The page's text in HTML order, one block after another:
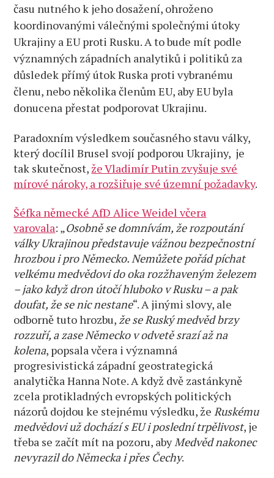
času nutného k jeho dosažení, ohroženo
koordinovanými válečnými společnými útoky
Ukrajiny a EU proti Rusku. A to bude mít podle
významných západních analytiků i politiků za
důsledek přímý útok Ruska proti vybranému
členu, nebo několika členům EU, aby EU byla
donucena přestat podporovat Ukrajinu.
Paradoxním výsledkem současného stavu války,
který docílil Brusel svojí podporou Ukrajiny, je
tak skutečnost, že Vladimír Putin zvyšuje své
mírové nároky, a rozšiřuje své územní požadavky.
Šéfka německé AfD Alice Weidel včera
varovala: „Osobně se domnívám, že rozpoutání
války Ukrajinou představuje vážnou bezpečnostní
hrozbou i pro Německo. Nemůžete pořád píchat
velkému medvědovi do oka rozžhaveným železem
– jako když dron útočí hluboko v Rusku – a pak
doufat, že se nic nestane“. A jinými slovy, ale
odborně tuto hrozbu, že se Ruský medvěd brzy
rozzuří, a zase Německo v odvetě srazí až na
kolena, popsala včera i významná
progresivistická západní geostrategická
analytička Hanna Note. A když dvě zastánkyně
zcela protikladných evropských politických
názorů dojdou ke stejnému výsledku, žeRuskému
medvědovi už dochází s EU i poslední trpělivost, je
třeba se začít mít na pozoru, abyMedvěd nakonec
nevyrazil do Německa i přes Čechy.